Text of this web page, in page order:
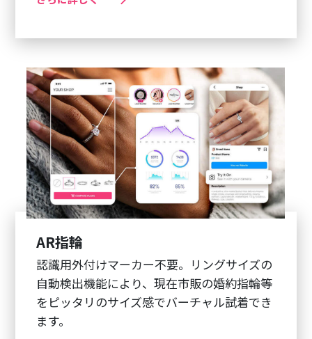
AR指輪
認識用外付けマーカー不要。リングサイズの
自動検出機能により、現在市販の婚約指輪等
をピッタリのサイズ感でバーチャル試着でき
ます。